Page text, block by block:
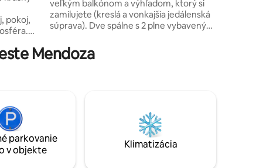
pokoj,
tieň
seba.
veľkým balkónom a výhľadom, ktorý si
zamilujete (kreslá a vonkajšia jedálenská
súprava). Dve spálne s 2 plne vybavenými
(práčka a umývačka riadu). Oddýchnite si
na veľkom gauči a vychutnajte si film.
príplatok). Ideálne miesto na
nezabudnuteľný pobyt!
Mendoza
parkovanie
v objekte
Klimatizácia